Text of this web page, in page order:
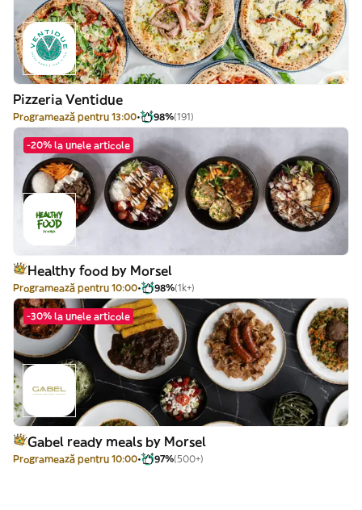
Pizzeria Ventidue
Programează pentru 13:00 98%(191)
-20% la unele articole
Healthy food by Morsel
Programează pentru 10:00 98%(1k+)
-30% la unele articole
Gabel ready meals by Morsel
Programează pentru 10:00 97%(500+)